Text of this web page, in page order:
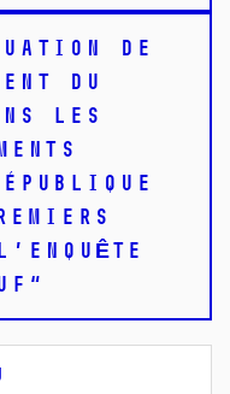
DE
DU
LES